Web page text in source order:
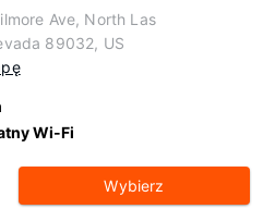
Ave, North Las
89032, US
Wi-Fi
Wybierz